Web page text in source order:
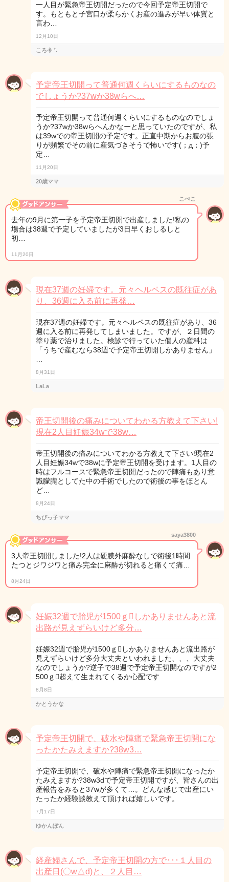
一人目が緊急帝王切開だったので今回予定帝王切開で
す。もともと子宮口が柔らかくお産の進みが早い体質と
言わ…
12月10日
ころ𖧷 ⁺.
予定帝王切開って普通何週くらいにするものなの
でしょうか?37wか38wらへ…
予定帝王切開って普通何週くらいにするものなのでしょ
うか?37wか38wらへんかなーと思っていたのですが、私
は39wでの帝王切開の予定です。正直中期からお腹の張
りが頻繁でその前に産気づきそうで怖いです(；д；)予
定…
11月20日
20歳ママ
こぺこ
去年の9月に第一子を予定帝王切開で出産しました!私の
場合は38週で予定していましたが3日早くおしるしと
初…
11月20日
現在37週の妊婦です。元々ヘルペスの既往症があ
り、36週に入る前に再発…
現在37週の妊婦です。元々ヘルペスの既往症があり、36
週に入る前に再発してしまいました。ですが、２日間の
塗り薬で治りました。検診で行っていた個人の産科は
「うちで産むなら38週で予定帝王切開しかありません」
8月31日
LaLa
帝王切開後の痛みについてわかる方教えて下さい!
現在2人目妊娠34wで38w…
帝王切開後の痛みについてわかる方教えて下さい!現在2
人目妊娠34wで38wに予定帝王切開を受けます。1人目の
時はフルコースで緊急帝王切開だったので陣痛もあり意
識朦朧としてた中の手術でしたので術後の事をほとん
ど…
8月24日
ちびっ子ママ
saya3800
3人帝王切開しました!2人は硬膜外麻酔なしで術後1時間
たつとジワジワと痛み完全に麻酔が切れると痛くて痛…
8月24日
妊娠32週で胎児が1500ｇしかありませんあと流
出路が見えずらいけど多分…
妊娠32週で胎児が1500ｇしかありませんあと流出路が
見えずらいけど多分大丈夫といわれました、、、大丈夫
なのでしょうか?逆子で38週で予定帝王切開なのですが2
500ｇ超えて生まれてくるか心配です
8月8日
かとうかな
予定帝王切開で、破水や陣痛で緊急帝王切開にな
ったかたみえますか?38w3…
予定帝王切開で、破水や陣痛で緊急帝王切開になったか
たみえますか?38w3dで予定帝王切開ですが、皆さんの出
産報告をみると37wが多くて…。どんな感じで出産にい
たったか経験談教えて頂ければ嬉しいです。
7月17日
ゆかんぽん
経産婦さんで、予定帝王切開の方で･･･１人目の
出産日(〇w△d)と、２人目…